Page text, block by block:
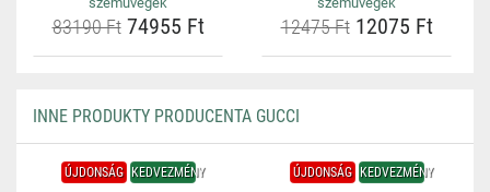
83190 Ft74955 Ft 12475 Ft12075 Ft
INNE PRODUKTY PRODUCENTA GUCCI
ÚJDONSÁG KEDVEZMÉNY ÚJDONSÁG KEDVEZMÉNY